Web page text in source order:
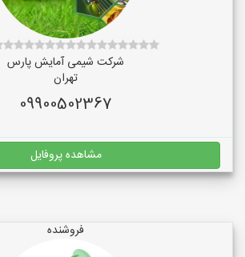
شرکت شیمی آمایش پارس
تهران
09900502367
مشاهده پروفایل
فروشنده